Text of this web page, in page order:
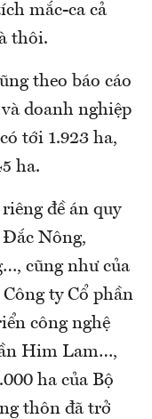
mắc-ca cả
thôi.
theo báo cáo
doanh nghiệp
tới 1.923 ha,
ha.
đề án quy
Đắc Nông,
cũng như của
ty Cổ phần
công nghệ
Him Lam…,
ha của Bộ
thôn đã trở